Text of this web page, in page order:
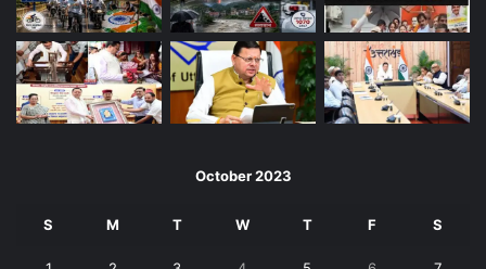
October 2023
S M T W T F S